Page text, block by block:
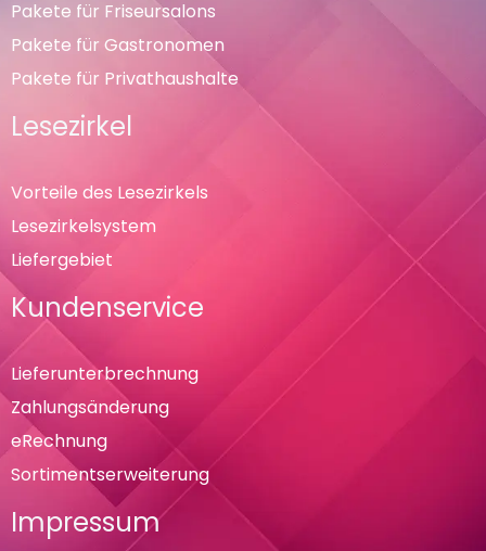
Pakete für Friseursalons
Pakete für Gastronomen
Pakete für Privathaushalte
Lesezirkel
Vorteile des Lesezirkels
Lesezirkelsystem
Liefergebiet
Kundenservice
Lieferunterbrechnung
Zahlungsänderung
eRechnung
Sortimentserweiterung
Impressum